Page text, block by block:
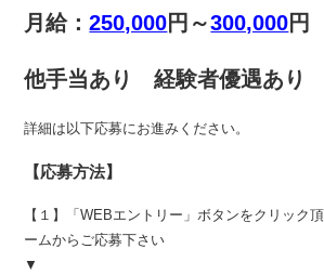
月給：250,000円～300,000円
他手当あり 経験者優遇あり
詳細は以下応募にお進みください。
【応募方法】
【１】「WEBエントリー」ボタンをクリック
ームからご応募下さい
▼